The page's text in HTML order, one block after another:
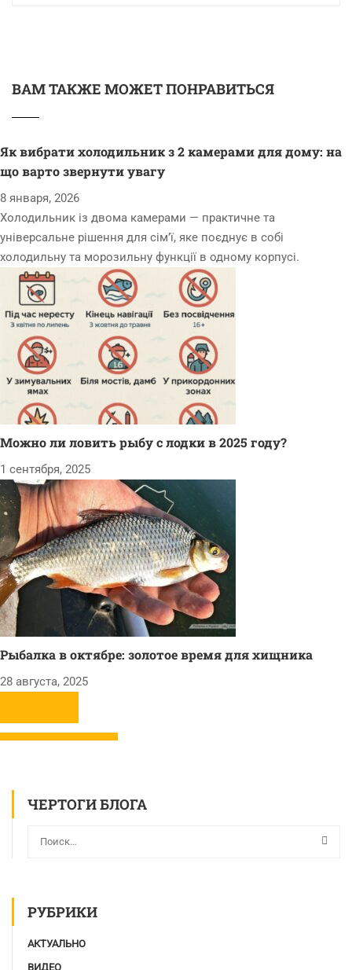
ВАМ ТАКЖЕ МОЖЕТ ПОНРАВИТЬСЯ
Як вибрати холодильник з 2 камерами для дому: на
що варто звернути увагу
8 января, 2026
Холодильник із двома камерами — практичне та
універсальне рішення для сім’ї, яке поєднує в собі
холодильну та морозильну функції в одному корпусі.
Можно ли ловить рыбу с лодки в 2025 году?
1 сентября, 2025
Рыбалка в октябре: золотое время для хищника
28 августа, 2025
ЧЕРТОГИ БЛОГА
РУБРИКИ
АКТУАЛЬНО
ВИДЕО